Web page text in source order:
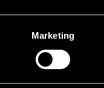
Marketing